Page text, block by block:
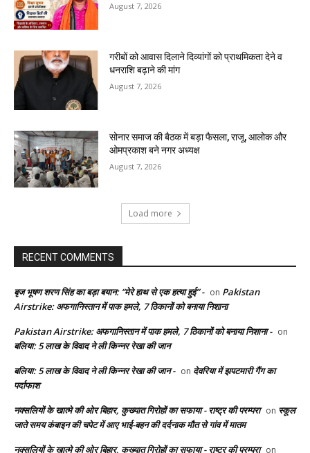
August 7, 2026
गरीबों को आवास दिलाने दिव्यांगों को प्राथमिकता देने व
धनराशि बढ़ाने की मांग
August 7, 2026
सोनार समाज की बैठक में बड़ा फैसला, राजू, आलोक और
ओमप्रकाश बने नगर अध्यक्ष
August 7, 2026
Load more
RECENT COMMENTS
बृज भूषण शरण सिंह का बड़ा बयान: “मेरे हाथ से एक हत्या हुई” - on Pakistan
Airstrike: अफगानिस्तान में पाक हमले, 7 ठिकानों को बनाया निशाना
Pakistan Airstrike: अफगानिस्तान में पाक हमले, 7 ठिकानों को बनाया निशाना - on
बलिया: 5 लाख के विवाद ने ली किन्नर रेखा की जान
बलिया: 5 लाख के विवाद ने ली किन्नर रेखा की जान - on देवरिया में झपटमारी गैंग का
पर्दाफाश
नक्सलियों के खात्मे की ओर बिहार, कुख्यात गिरोहों का सफाया - राष्ट्र की परम्परा on स्कूल
जाते समय कंबाइन की चपेट में आए भाई-बहन की दर्दनाक मौत से गांव में मातम
नक्सलियों के खात्मे की ओर बिहार, कुख्यात गिरोहों का सफाया - राष्ट्र की परम्परा on